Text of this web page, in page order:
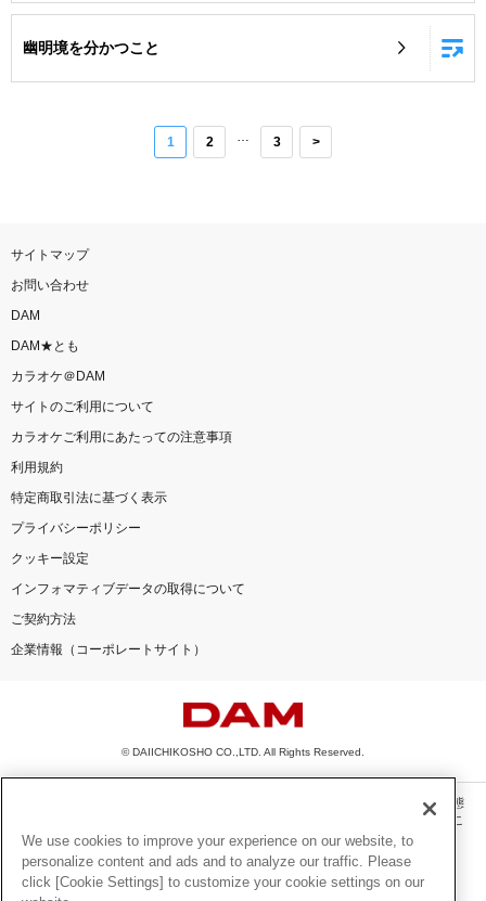
幽明境を分かつこと
1 2 3 >
サイトマップ
お問い合わせ
DAM
DAM★とも
カラオケ＠DAM
サイトのご利用について
カラオケご利用にあたっての注意事項
利用規約
特定商取引法に基づく表示
プライバシーポリシー
クッキー設定
インフォマティブデータの取得について
ご契約方法
企業情報（コーポレートサイト）
© DAIICHIKOSHO CO.,LTD. All Rights Reserved.
このサイトに掲載されている一切の文章・画像・写真・動画・音声等を、手段や形態
を問わず、著作権法の定める範囲を超えて無断で複製、転載、ファイル化などするこ
とを禁じます。
楽曲及びコンテンツは、機種によりご利用いただけない場合があります。
楽曲及びコンテンツの配信日、配信内容が変更になる場合があります。
We use cookies to improve your experience on our website, to
personalize content and ads and to analyze our traffic. Please
click [Cookie Settings] to customize your cookie settings on our